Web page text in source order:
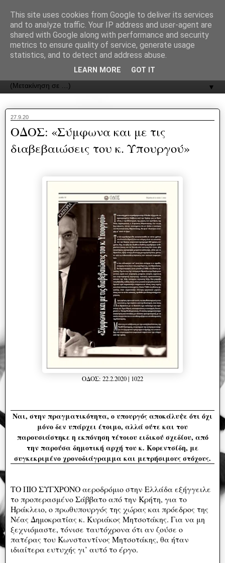
ΟΔΟΣ
▼
27.9.20
ΟΔΟΣ: «Σύμφωνα και με τις
διαβεβαιώσεις του κ. Υπουργού»
ΟΔΟΣ: 22.2.2020 | 1022
Ναι, στην πραγματικότητα, ο υπουργός αποκάλυψε ότι όχι
μόνο δεν υπάρχει έτοιμο, αλλά ούτε και του
παρουσιάστηκε η εκπόνηση τέτοιου ειδικού σχεδίου, από
την παρούσα δημοτική αρχή του κ. Κορεντσίδη, με
συγκεκριμένο χρονοδιάγραμμα και μετρήσιμους στόχους.
ΤΟ ΠΙΟ ΣΥΓΧΡΟΝΟ αεροδρόμιο στην Ελλάδα εξήγγειλε
το προπερασμένο Σάββατο από την Κρήτη, για το
Ηράκλειο, ο πρωθυπουργός της χώρας και πρόεδρος της
Νέας Δημοκρατίας κ. Κυριάκος Μητσοτάκης. Για να μη
ξεχνιόμαστε, τόνισε ταυτόχρονα ότι αν ζούσε ο
πατέρας του Κωνσταντίνος Μητσοτάκης, θα ήταν
ιδιαίτερα ευτυχής γι’ αυτό το έργο.
This site uses cookies from Google to deliver its services
and to analyze traffic. Your IP address and user-agent are
shared with Google along with performance and security
metrics to ensure quality of service, generate usage
statistics, and to detect and address abuse.
LEARN MORE GOT IT